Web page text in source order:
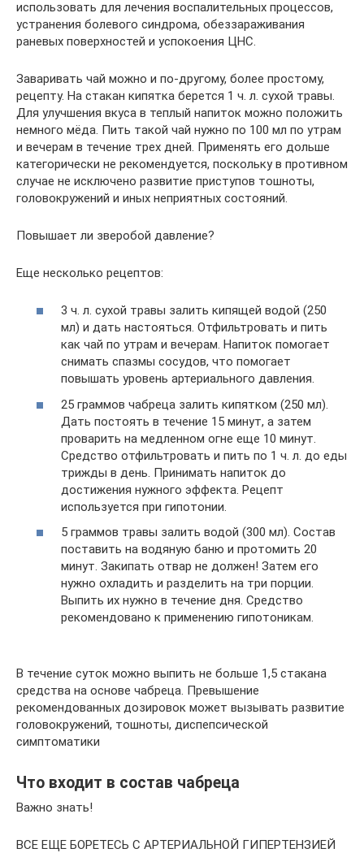
использовать для лечения воспалительных процессов,
устранения болевого синдрома, обеззараживания
раневых поверхностей и успокоения ЦНС.
Заваривать чай можно и по-другому, более простому,
рецепту. На стакан кипятка берется 1 ч. л. сухой травы.
Для улучшения вкуса в теплый напиток можно положить
немного мёда. Пить такой чай нужно по 100 мл по утрам
и вечерам в течение трех дней. Применять его дольше
категорически не рекомендуется, поскольку в противном
случае не исключено развитие приступов тошноты,
головокружений и иных неприятных состояний.
Повышает ли зверобой давление?
Еще несколько рецептов:
3 ч. л. сухой травы залить кипящей водой (250
мл) и дать настояться. Отфильтровать и пить
как чай по утрам и вечерам. Напиток помогает
снимать спазмы сосудов, что помогает
повышать уровень артериального давления.
25 граммов чабреца залить кипятком (250 мл).
Дать постоять в течение 15 минут, а затем
проварить на медленном огне еще 10 минут.
Средство отфильтровать и пить по 1 ч. л. до еды
трижды в день. Принимать напиток до
достижения нужного эффекта. Рецепт
используется при гипотонии.
5 граммов травы залить водой (300 мл). Состав
поставить на водяную баню и протомить 20
минут. Закипать отвар не должен! Затем его
нужно охладить и разделить на три порции.
Выпить их нужно в течение дня. Средство
рекомендовано к применению гипотоникам.
В течение суток можно выпить не больше 1,5 стакана
средства на основе чабреца. Превышение
рекомендованных дозировок может вызывать развитие
головокружений, тошноты, диспепсической
симптоматики
Что входит в состав чабреца
Важно знать!
ВСЕ ЕЩЕ БОРЕТЕСЬ С АРТЕРИАЛЬНОЙ ГИПЕРТЕНЗИЕЙ